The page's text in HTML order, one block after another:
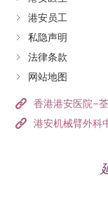
港安员工
私隐声明
法律条款
网站地图
香港港安医院–
港安机械臂外科